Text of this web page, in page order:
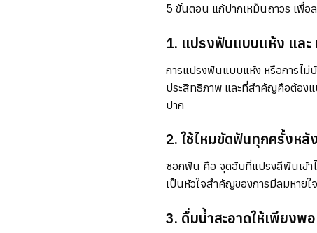
5 ขั้นตอน แก้ปากเหม็นถาวร เพื่
1. แปรงฟันแบบแห้ง และ
การแปรงฟันแบบแห้ง หรือการไม่
ประสิทธิภาพ และที่สำคัญคือต้องแ
ปาก
2. ใช้ไหมขัดฟันทุกครั้งหลั
ซอกฟัน คือ จุดอับที่แปรงสีฟันเข้าไ
เป็นหัวใจสำคัญของการมีลมหายใ
3. ดื่มน้ำสะอาดให้เพียงพอ